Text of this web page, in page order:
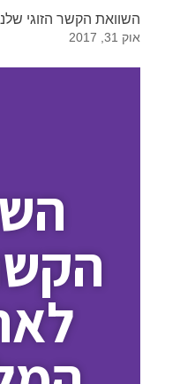
השוואת הקשר הזוגי
אוק 31, 2017